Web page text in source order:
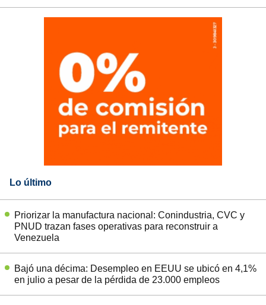
Lo último
Priorizar la manufactura nacional: Conindustria, CVC y
PNUD trazan fases operativas para reconstruir a
Venezuela
Bajó una décima: Desempleo en EEUU se ubicó en 4,1%
en julio a pesar de la pérdida de 23.000 empleos